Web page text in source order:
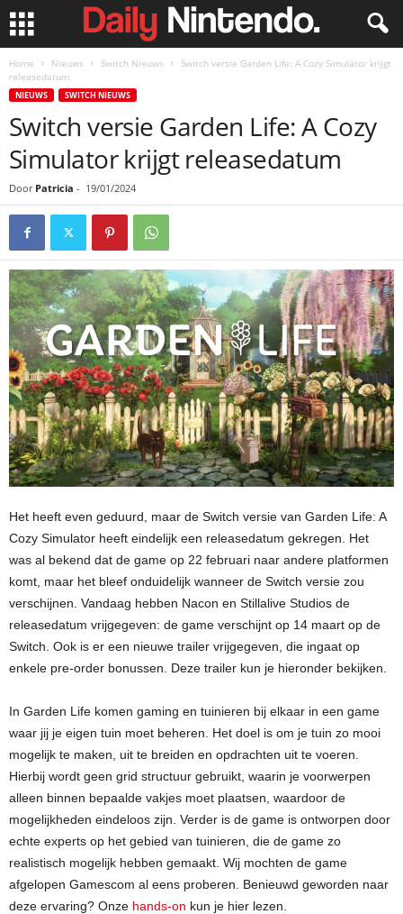
Home Nieuws Switch Nieuws
Switch versie Garden Life: A Cozy Simulator krijgt
releasedatum
NIEUWS SWITCH NIEUWS
Switch versie Garden Life: A Cozy
Simulator krijgt releasedatum
Door Patricia - 19/01/2024
Het heeft even geduurd, maar de Switch versie van Garden Life: A
Cozy Simulator heeft eindelijk een releasedatum gekregen. Het
was al bekend dat de game op 22 februari naar andere platformen
komt, maar het bleef onduidelijk wanneer de Switch versie zou
verschijnen. Vandaag hebben Nacon en Stillalive Studios de
releasedatum vrijgegeven: de game verschijnt op 14 maart op de
Switch. Ook is er een nieuwe trailer vrijgegeven, die ingaat op
enkele pre-order bonussen. Deze trailer kun je hieronder bekijken.
In Garden Life komen gaming en tuinieren bij elkaar in een game
waar jij je eigen tuin moet beheren. Het doel is om je tuin zo mooi
mogelijk te maken, uit te breiden en opdrachten uit te voeren.
Hierbij wordt geen grid structuur gebruikt, waarin je voorwerpen
alleen binnen bepaalde vakjes moet plaatsen, waardoor de
mogelijkheden eindeloos zijn. Verder is de game is ontworpen door
echte experts op het gebied van tuinieren, die de game zo
realistisch mogelijk hebben gemaakt. Wij mochten de game
afgelopen Gamescom al eens proberen. Benieuwd geworden naar
deze ervaring? Onze hands-on kun je hier lezen.